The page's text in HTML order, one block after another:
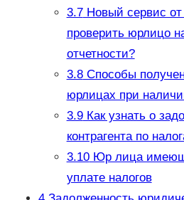
3.7Новый сервис от
проверить юрлицо
отчетности?
3.8Способы
юрлицах при
3.9Как узнать о
контрагента по
3.10Юр лица
уплате налогов